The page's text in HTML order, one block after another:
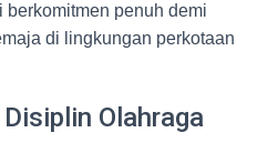
berkomitmen penuh demi
di lingkungan perkotaan
Olahraga